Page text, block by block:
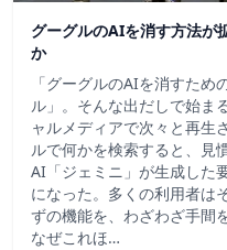
グーグルのAIを消す方法が
か
「グーグルのAIを消すた
ル」。そんな出だしで始ま
ャルメディアで次々と再生
ルで何かを検索すると、見
AI「ジェミニ」が生成した
になった。多くの利用者は
ずの機能を、わざわざ手間
なぜこれほ…